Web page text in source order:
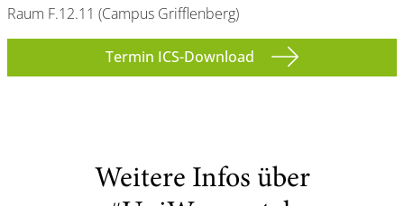
Raum F.12.11 (Campus Grifflenberg)
Termin ICS-Download
Weitere Infos über